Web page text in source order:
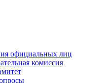
официальных лиц
комиссия